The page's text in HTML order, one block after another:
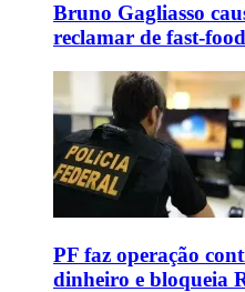
Bruno Gagliasso
reclamar de fast-
PF faz operação
dinheiro e bloqueia